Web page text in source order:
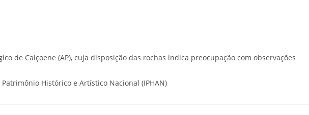
de Calçoene (AP), cuja disposição das rochas indica preocupação com observações
Histórico e Artístico Nacional (IPHAN)